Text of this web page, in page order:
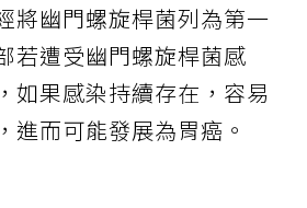
將幽門螺旋桿菌列為第一
若遭受幽門螺旋桿菌感
如果感染持續存在，容易
進而可能發展為胃癌。